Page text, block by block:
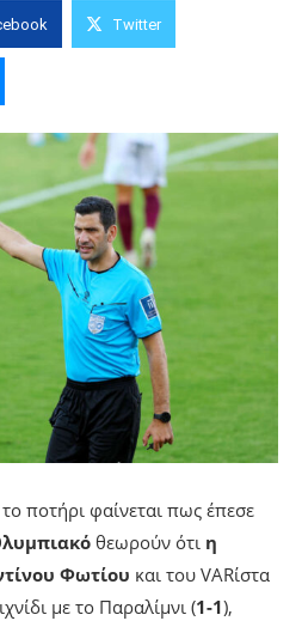
Twitter
ποτήρι φαίνεται πως έπεσε
θεωρούν ότι η
Φωτίου και του VARίστα
με το Παραλίμνι (1-1),